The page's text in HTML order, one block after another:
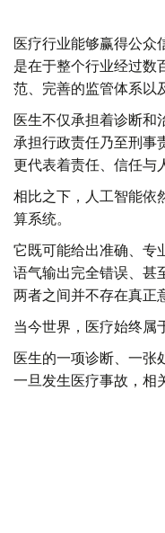
医疗行业能够赢得公众
是在于整个行业经过数
范、完善的监管体系以
医生不仅承担着诊断和
承担行政责任乃至刑事
更代表着责任、信任与
相比之下，人工智能依
算系统。
它既可能给出准确、专
语气输出完全错误、甚
两者之间并不存在真正
当今世界，医疗始终属
医生的一项诊断、一张
一旦发生医疗事故，相